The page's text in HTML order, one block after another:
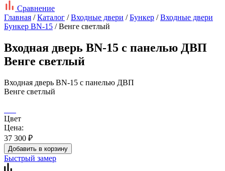
Сравнение
Главная /Каталог /Входные двери /Бункер /Входные двери
Бункер BN-15 / Венге светлый
Входная дверь BN-15 с панелью ДВП
Венге светлый
Входная дверь BN-15 с панелью ДВП
Венге светлый
Цвет
Цена:
37 300 ₽
Добавить в корзину
Быстрый замер